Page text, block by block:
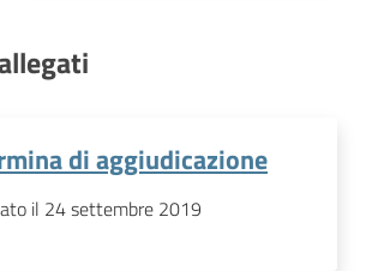
di aggiudicazione
il 24 settembre 2019